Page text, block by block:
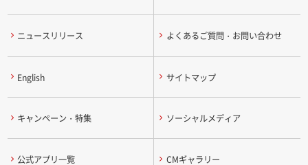
ニュースリリース よくあるご質問・お問い合わせ
English サイトマップ
キャンペーン・特集 ソーシャルメディア
公式アプリ一覧 CMギャラリー